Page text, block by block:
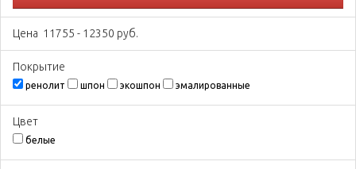
Цена 11755 - 12350 руб.
Покрытиe
ренолит шпон экошпон эмалированные
Цвeт
белые